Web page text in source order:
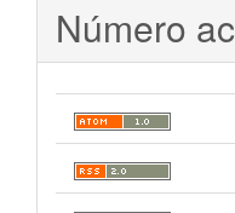
Número